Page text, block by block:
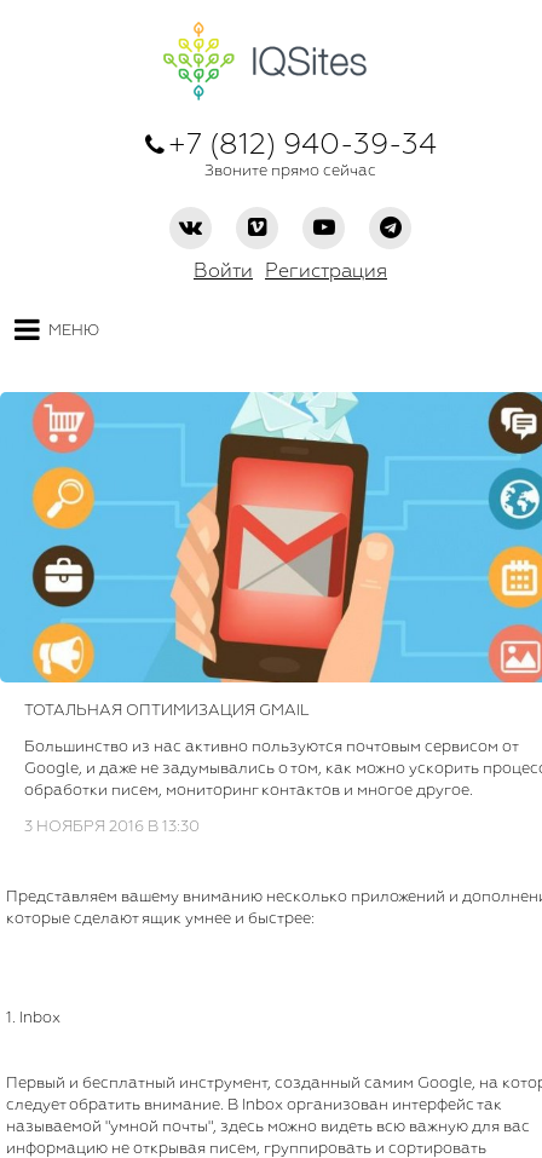
+7 (812) 940-39-34
Звоните прямо сейчас
Войти Регистрация
МЕНЮ
ТОТАЛЬНАЯ ОПТИМИЗАЦИЯ GMAIL
Большинство из нас активно пользуются почтовым сервисом от
Google, и даже не задумывались о том, как можно ускорить
обработки писем, мониторинг контактов и многое другое.
3 НОЯБРЯ 2016 В 13:30
Представляем вашему вниманию несколько приложений и
которые сделают ящик умнее и быстрее:
1. Inbox
Первый и бесплатный инструмент, созданный самим Google, на
следует обратить внимание. В Inbox организован интерфейс так
называемой "умной почты", здесь можно видеть всю важную для вас
информацию не открывая писем, группировать и сортировать